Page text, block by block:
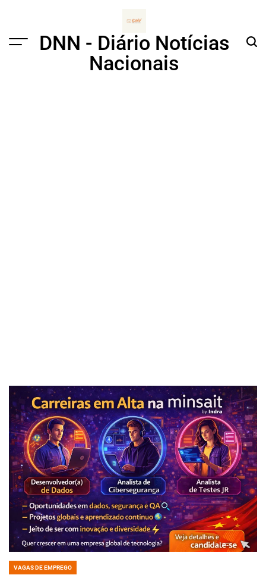
Menu
DNN - Diário Notícias
Nacionais
POSTED
VAGAS DE EMPREGO